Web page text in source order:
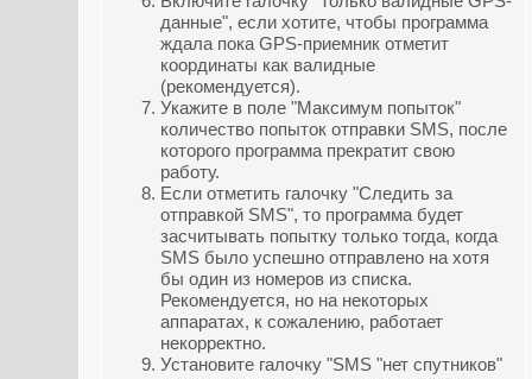
данные", если хотите, чтобы программа
ждала пока GPS-приемник отметит
координаты как валидные
(рекомендуется).
Укажите в поле "Максимум попыток"
количество попыток отправки SMS, после
которого программа прекратит свою
работу.
Если отметить галочку "Следить за
отправкой SMS", то программа будет
засчитывать попытку только тогда, когда
SMS было успешно отправлено на хотя
бы один из номеров из списка.
Рекомендуется, но на некоторых
аппаратах, к сожалению, работает
некорректно.
Установите галочку "SMS "нет спутников"